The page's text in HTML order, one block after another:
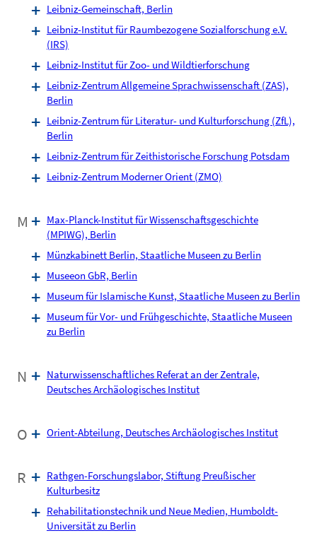
Leibniz-Gemeinschaft, Berlin
Leibniz-Institut für Raumbezogene Sozialforschung e.V.
(IRS)
Leibniz-Institut für Zoo- und Wildtierforschung
Leibniz-Zentrum Allgemeine Sprachwissenschaft (ZAS),
Berlin
Leibniz-Zentrum für Literatur- und Kulturforschung (ZfL),
Berlin
Leibniz-Zentrum für Zeithistorische Forschung Potsdam
Leibniz-Zentrum Moderner Orient (ZMO)
M
Max-Planck-Institut für Wissenschaftsgeschichte
(MPIWG), Berlin
Münzkabinett Berlin, Staatliche Museen zu Berlin
Museeon GbR, Berlin
Museum für Islamische Kunst, Staatliche Museen zu Berlin
Museum für Vor- und Frühgeschichte, Staatliche Museen
zu Berlin
N
Naturwissenschaftliches Referat an der Zentrale,
Deutsches Archäologisches Institut
O Orient-Abteilung, Deutsches Archäologisches Institut
R
Rathgen-Forschungslabor, Stiftung Preußischer
Kulturbesitz
Rehabilitationstechnik und Neue Medien, Humboldt-
Universität zu Berlin